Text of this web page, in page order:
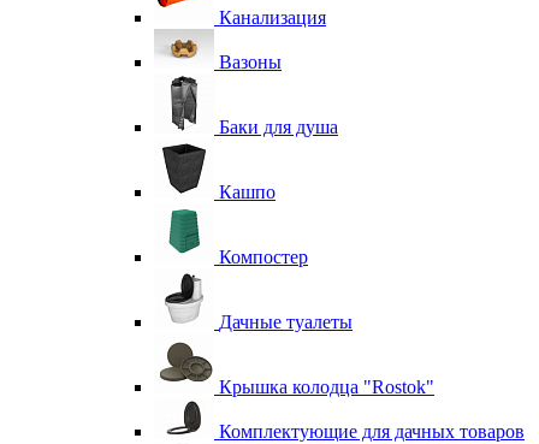
Канализация
Вазоны
Баки для душа
Кашпо
Компостер
Дачные туалеты
Крышка колодца "Rostok"
Комплектующие для дачных товаров